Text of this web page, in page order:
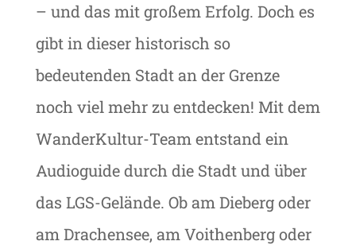
– und das mit großem Erfolg. Doch es
gibt in dieser historisch so
bedeutenden Stadt an der Grenze
noch viel mehr zu entdecken! Mit dem
WanderKultur-Team entstand ein
Audioguide durch die Stadt und über
das LGS-Gelände. Ob am Dieberg oder
am Drachensee, am Voithenberg oder